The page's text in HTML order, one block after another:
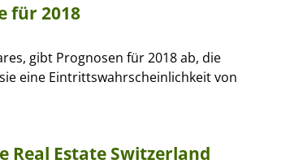
für 2018
gibt Prognosen für 2018 ab, die
eine Eintrittswahrscheinlichkeit von
Real Estate Switzerland